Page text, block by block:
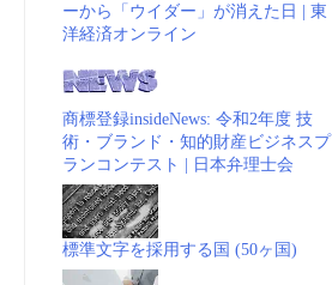
ーから「ウイダー」が消えた日 | 東
洋経済オンライン
商標登録insideNews: 令和2年度 技
術・ブランド・知的財産ビジネスプ
ランコンテスト | 日本弁理士会
標準文字を採用する国 (50ヶ国)